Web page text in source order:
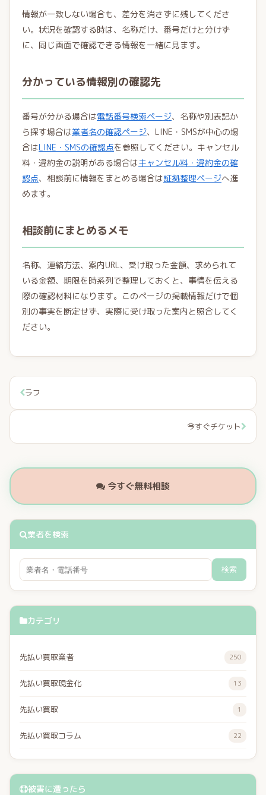
情報が一致しない場合も、差分を消さずに残してくださ
い。状況を確認する時は、名称だけ、番号だけと分けず
に、同じ画面で確認できる情報を一緒に見ます。
分かっている情報別の確認先
番号が分かる場合は電話番号検索ページ、名称や別表記か
ら探す場合は業者名の確認ページ、LINE・SMSが中心の場
合はLINE・SMSの確認点を参照してください。キャンセル
料・違約金の説明がある場合はキャンセル料・違約金の確
認点、相談前に情報をまとめる場合は証拠整理ページへ進
めます。
相談前にまとめるメモ
名称、連絡方法、案内URL、受け取った金額、求められて
いる金額、期限を時系列で整理しておくと、事情を伝える
際の確認材料になります。このページの掲載情報だけで個
別の事実を断定せず、実際に受け取った案内と照合してく
ださい。
ラフ
今すぐチケット
今すぐ無料相談
業者を検索
検索
カテゴリ
先払い買取業者 250
先払い買取現金化 13
先払い買取 1
先払い買取コラム 22
被害に遭ったら